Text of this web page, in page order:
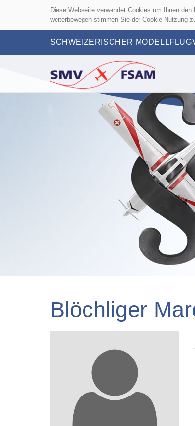
Diese Webseite verwendet Cookies um Ihnen
weiterbewegen stimmen Sie der Cookie-Nutzung
SCHWEIZERISCHER
Blöchliger